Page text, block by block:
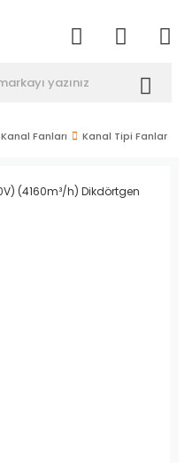
Kanal Fanları Kanal Tipi Fanlar